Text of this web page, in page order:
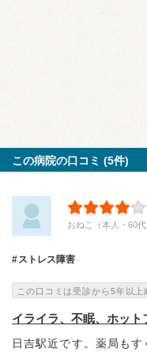
この病院の口コミ (5件)
おねこ（本人・60
ストレス障害
この口コミは受診から5年以上
イライラ、不眠、ホット
日吉駅近です。薬局も